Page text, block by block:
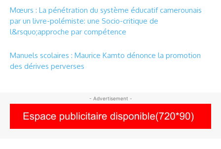
Mœurs : La pénétration du système éducatif camerounais
par un livre-polémiste: une Socio-critique de
l&rsquo;approche par compétence
Manuels scolaires : Maurice Kamto dénonce la promotion
des dérives perverses
- Advertisement -